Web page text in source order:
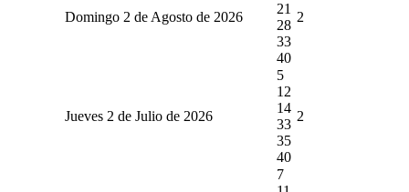
Domingo 2 de Agosto de 2026
21
28
33
40
2
Jueves 2 de Julio de 2026
5
12
14
33
35
40
2
7